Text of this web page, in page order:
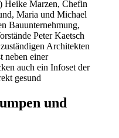
Heike Marzen, Chefin
Maria und Michael
Bauunternehmung,
Peter Kaetsch
Architekten
neben einer
auch ein Infoset der
gesund
und